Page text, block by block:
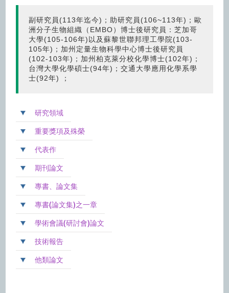
副研究員(113年迄今)；助研究員(106~113年)；歐
洲分子生物組織（EMBO）博士後研究員：芝加哥
大學(105-106年)以及蘇黎世聯邦理工學院(103-
105年)；加州定量生物科學中心博士後研究員
(102-103年)；加州柏克萊分校化學博士(102年)；
台灣大學化學碩士(94年)；交通大學應用化學系學
士(92年) ；
研究領域
重要獎項及殊榮
代表作
期刊論文
專書、論文集
專書(論文集)之一章
學術會議(研討會)論文
技術報告
他類論文